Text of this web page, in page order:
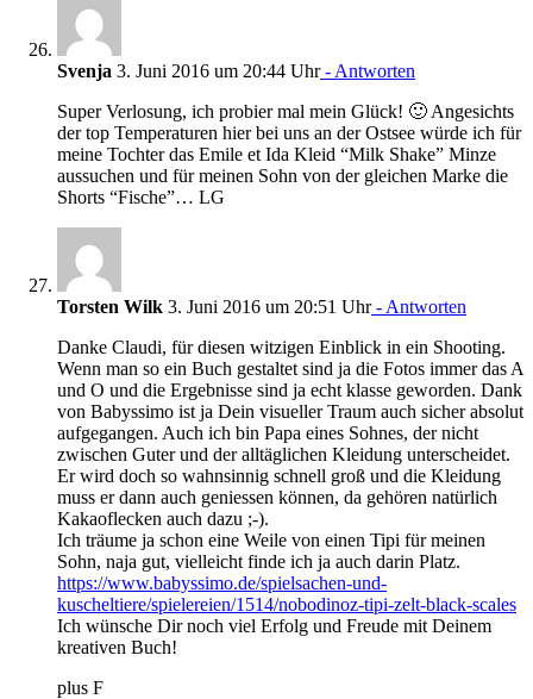
Svenja 3. Juni 2016 um 20:44 Uhr- Antworten
Super Verlosung, ich probier mal mein Glück! 🙂 Angesichts
der top Temperaturen hier bei uns an der Ostsee würde ich für
meine Tochter das Emile et Ida Kleid “Milk Shake” Minze
aussuchen und für meinen Sohn von der gleichen Marke die
Shorts “Fische”… LG
Torsten Wilk 3. Juni 2016 um 20:51 Uhr- Antworten
Danke Claudi, für diesen witzigen Einblick in ein Shooting.
Wenn man so ein Buch gestaltet sind ja die Fotos immer das A
und O und die Ergebnisse sind ja echt klasse geworden. Dank
von Babyssimo ist ja Dein visueller Traum auch sicher absolut
aufgegangen. Auch ich bin Papa eines Sohnes, der nicht
zwischen Guter und der alltäglichen Kleidung unterscheidet.
Er wird doch so wahnsinnig schnell groß und die Kleidung
muss er dann auch geniessen können, da gehören natürlich
Kakaoflecken auch dazu ;-).
Ich träume ja schon eine Weile von einen Tipi für meinen
Sohn, naja gut, vielleicht finde ich ja auch darin Platz.
https://www.babyssimo.de/spielsachen-und-
kuscheltiere/spielereien/1514/nobodinoz-tipi-zelt-black-scales
Ich wünsche Dir noch viel Erfolg und Freude mit Deinem
kreativen Buch!
plus F